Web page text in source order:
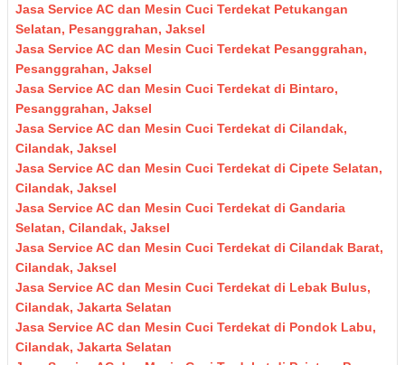
Jasa Service AC dan Mesin Cuci Terdekat Petukangan
Selatan, Pesanggrahan, Jaksel
Jasa Service AC dan Mesin Cuci Terdekat Pesanggrahan,
Pesanggrahan, Jaksel
Jasa Service AC dan Mesin Cuci Terdekat di Bintaro,
Pesanggrahan, Jaksel
Jasa Service AC dan Mesin Cuci Terdekat di Cilandak,
Cilandak, Jaksel
Jasa Service AC dan Mesin Cuci Terdekat di Cipete Selatan,
Cilandak, Jaksel
Jasa Service AC dan Mesin Cuci Terdekat di Gandaria
Selatan, Cilandak, Jaksel
Jasa Service AC dan Mesin Cuci Terdekat di Cilandak Barat,
Cilandak, Jaksel
Jasa Service AC dan Mesin Cuci Terdekat di Lebak Bulus,
Cilandak, Jakarta Selatan
Jasa Service AC dan Mesin Cuci Terdekat di Pondok Labu,
Cilandak, Jakarta Selatan